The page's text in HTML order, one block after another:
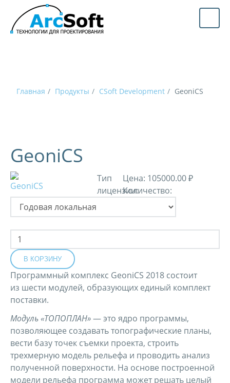
Главная Продукты CSoft Development GeoniCS
GeoniCS
Тип
лицензии:
Цена: 105000.00 ₽
Количество:
Программный комплекс GeoniCS 2018 состоит
из шести модулей, образующих единый комплект
поставки.
Модуль «ТОПОПЛАН»— это ядро программы,
позволяющее создавать топографические планы,
вести базу точек съемки проекта, строить
трехмерную модель рельефа и проводить анализ
полученной поверхности. На основе построенной
модели рельефа программа может решать целый